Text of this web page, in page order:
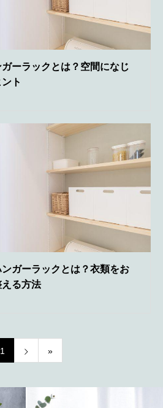
ーラックとは？空間になじ
ト
ガーラックとは？衣類をお
る方法
1 »